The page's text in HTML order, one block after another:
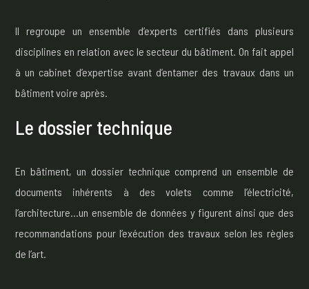
Il regroupe un ensemble d’experts certifiés dans plusieurs
disciplines en relation avec le secteur du bâtiment. On fait appel
à un cabinet d’expertise avant d’entamer des travaux dans un
bâtiment voire après.
Le dossier technique
En bâtiment, un dossier technique comprend un ensemble de
documents inhérents à des volets comme l’électricité,
l’architecture…un ensemble de données y figurent ainsi que des
recommandations pour l’exécution des travaux selon les règles
de l’art.